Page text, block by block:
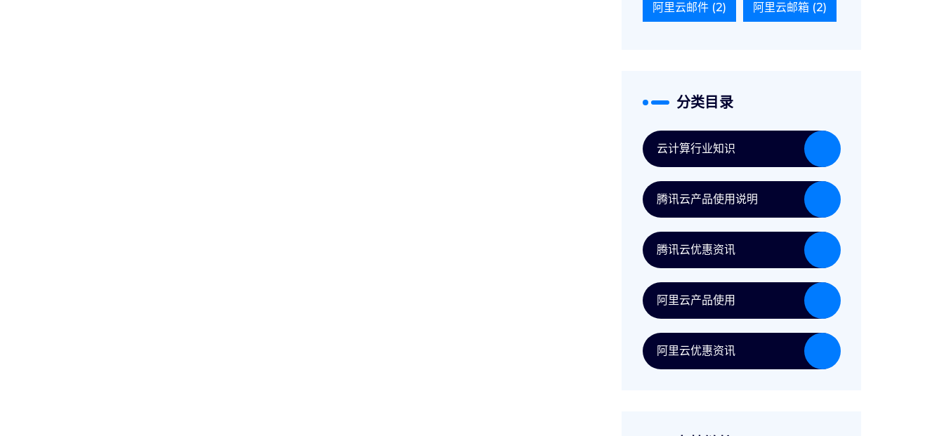
阿里云邮件(2) 阿里云邮箱(2)
分类目录
云计算行业知识
腾讯云产品使用说明
腾讯云优惠资讯
阿里云产品使用
阿里云优惠资讯